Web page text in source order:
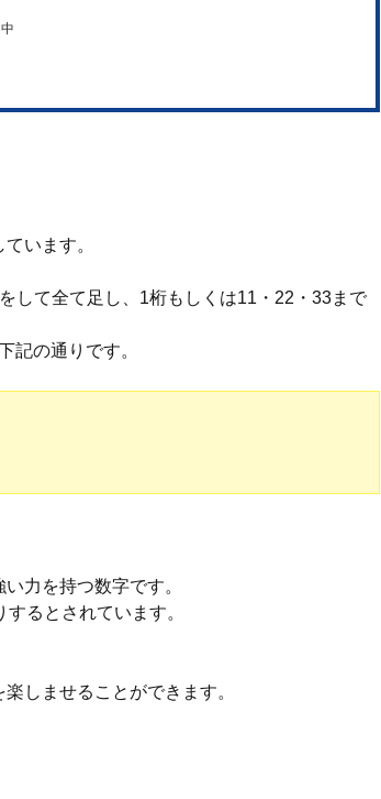
ています。
して全て足し、1桁もしくは11・22・33まで
記の通りです。
力を持つ数字です。
るとされています。
しませることができます。